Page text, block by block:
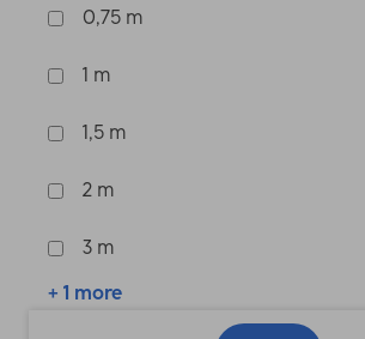
0,75 m
1 m
1,5 m
2 m
3 m
+ 1 more